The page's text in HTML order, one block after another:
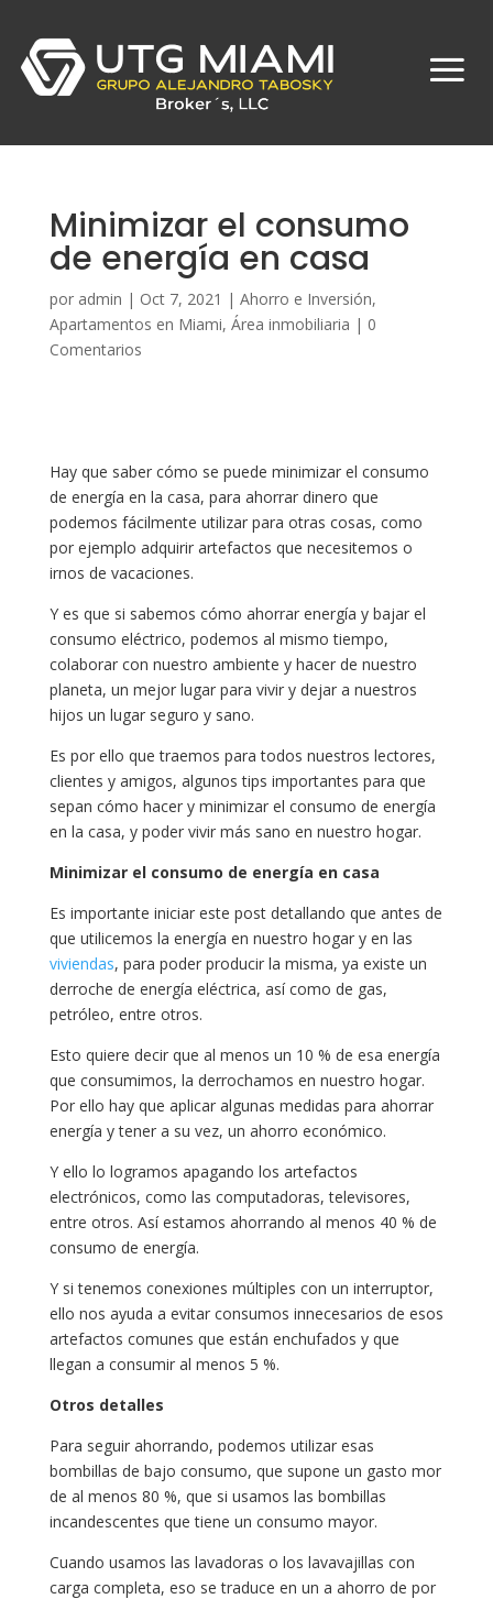
Minimizar el consumo
de energía en casa
por admin | Oct 7, 2021 | Ahorro e Inversión,
Apartamentos en Miami, Área inmobiliaria | 0
Comentarios
Hay que saber cómo se puede minimizar el consumo
de energía en la casa, para ahorrar dinero que
podemos fácilmente utilizar para otras cosas, como
por ejemplo adquirir artefactos que necesitemos o
irnos de vacaciones.
Y es que si sabemos cómo ahorrar energía y bajar el
consumo eléctrico, podemos al mismo tiempo,
colaborar con nuestro ambiente y hacer de nuestro
planeta, un mejor lugar para vivir y dejar a nuestros
hijos un lugar seguro y sano.
Es por ello que traemos para todos nuestros lectores,
clientes y amigos, algunos tips importantes para que
sepan cómo hacer y minimizar el consumo de energía
en la casa, y poder vivir más sano en nuestro hogar.
Minimizar el consumo de energía en casa
Es importante iniciar este post detallando que antes de
que utilicemos la energía en nuestro hogar y en las
viviendas, para poder producir la misma, ya existe un
derroche de energía eléctrica, así como de gas,
petróleo, entre otros.
Esto quiere decir que al menos un 10 % de esa energía
que consumimos, la derrochamos en nuestro hogar.
Por ello hay que aplicar algunas medidas para ahorrar
energía y tener a su vez, un ahorro económico.
Y ello lo logramos apagando los artefactos
electrónicos, como las computadoras, televisores,
entre otros. Así estamos ahorrando al menos 40 % de
consumo de energía.
Y si tenemos conexiones múltiples con un interruptor,
ello nos ayuda a evitar consumos innecesarios de esos
artefactos comunes que están enchufados y que
llegan a consumir al menos 5 %.
Otros detalles
Para seguir ahorrando, podemos utilizar esas
bombillas de bajo consumo, que supone un gasto mor
de al menos 80 %, que si usamos las bombillas
incandescentes que tiene un consumo mayor.
Cuando usamos las lavadoras o los lavavajillas con
carga completa, eso se traduce en un a ahorro de por